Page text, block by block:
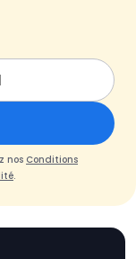
nos Conditions
.